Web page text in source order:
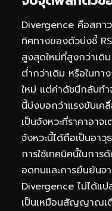
Divergence คือสภา
ทิศทางของตัวบ่งชี้
สูงสุดใหม่ที่สูงกว่าเ
ต่ำกว่าเดิม หรือในท
ใหม่ แต่ค่าดัชนีกลับ
นี้บ่งบอกว่าแรงขับเ
เป็นจังหวะที่ราคาอา
จังหวะนี้ได้ถือเป็นอา
การใช้เทคนิคนี้ในกา
อดทนและการยืนยันจ
Divergence ไม่ได้แ
เป็นเหมือนสัญญาณเ